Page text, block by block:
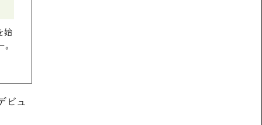
始
ビュ